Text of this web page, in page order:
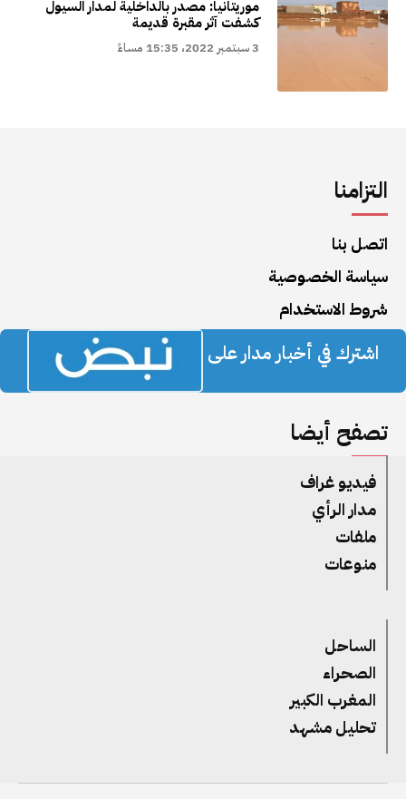
موريتانيا: مصدر بالداخلية لمدار السيول
كشفت آثر مقبرة قديمة
3 سبتمبر 2022، 15:35 مساءً
التزامنا
اتصل بنا
سياسة الخصوصية
شروط الاستخدام
اشترك في أخبار مدار على
تصفح أيضا
فيديو غراف
مدار الرأي
ملفات
منوعات
الساحل
الصحراء
المغرب الكبير
تحليل مشهد